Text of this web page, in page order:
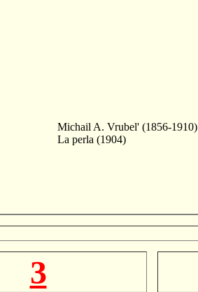
Michail A. Vrubel' (1856-1910)
La perla (1904)
3